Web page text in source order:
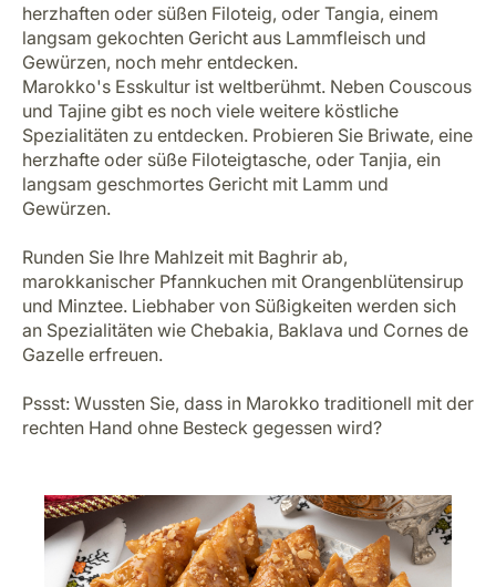
herzhaften oder süßen Filoteig, oder Tangia, einem
langsam gekochten Gericht aus Lammfleisch und
Gewürzen, noch mehr entdecken.
Marokko's Esskultur ist weltberühmt. Neben Couscous
und Tajine gibt es noch viele weitere köstliche
Spezialitäten zu entdecken. Probieren Sie Briwate, eine
herzhafte oder süße Filoteigtasche, oder Tanjia, ein
langsam geschmortes Gericht mit Lamm und
Gewürzen.
Runden Sie Ihre Mahlzeit mit Baghrir ab,
marokkanischer Pfannkuchen mit Orangenblütensirup
und Minztee. Liebhaber von Süßigkeiten werden sich
an Spezialitäten wie Chebakia, Baklava und Cornes de
Gazelle erfreuen.
Pssst: Wussten Sie, dass in Marokko traditionell mit der
rechten Hand ohne Besteck gegessen wird?